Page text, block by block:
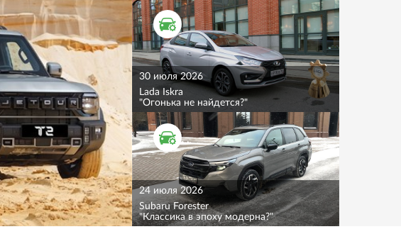
ТЕСТ ДРАЙВ
30 июля 2026
Lada Iskra
"Огонька не найдется?"
ТЕСТ ДРАЙВ
24 июля 2026
Subaru Forester
"Классика в эпоху модерна?"